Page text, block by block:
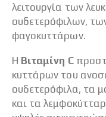
λειτουργία των
ουδετερόφιλων,
φαγοκυττάρων.
Η Βιταμίνη C
κυττάρων του
ουδετερόφιλα, τα
και τα